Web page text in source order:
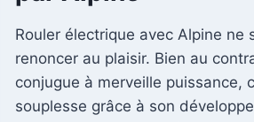
Rouler électrique avec Alpine ne
renoncer au plaisir. Bien au
conjugue à merveille puissance,
souplesse grâce à son